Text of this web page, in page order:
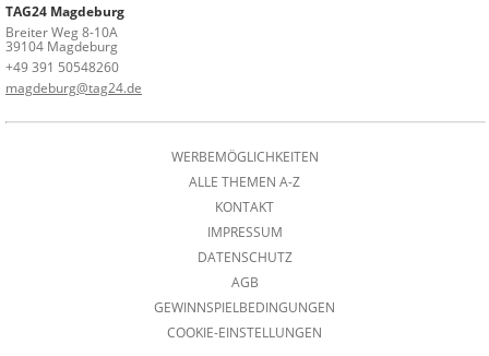
TAG24 Magdeburg
Breiter Weg 8-10A
39104 Magdeburg
+49 391 50548260
magdeburg@tag24.de
WERBEMÖGLICHKEITEN
ALLE THEMEN A-Z
KONTAKT
IMPRESSUM
DATENSCHUTZ
AGB
GEWINNSPIELBEDINGUNGEN
COOKIE-EINSTELLUNGEN